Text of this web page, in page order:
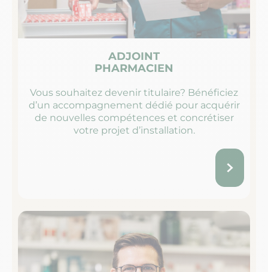
ADJOINT
PHARMACIEN
Vous souhaitez devenir titulaire? Bénéficiez
d’un accompagnement dédié pour acquérir
de nouvelles compétences et concrétiser
votre projet d’installation.​